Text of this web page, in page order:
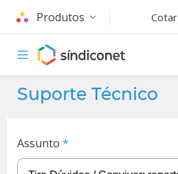
Produtos Cotar
Suporte Técnico
Assunto